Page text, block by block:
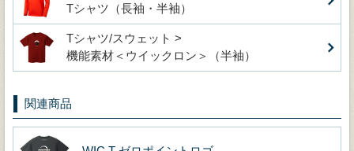
Tシャツ（長袖・半袖）
Tシャツ/スウェット >
機能素材＜ウイックロン＞（半袖）
関連商品